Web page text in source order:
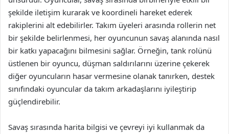
şekilde iletişim kurarak ve koordineli hareket ederek
rakiplerini alt edebilirler. Takım üyeleri arasında rollerin net
bir şekilde belirlenmesi, her oyuncunun savaş alanında nasıl
bir katkı yapacağını bilmesini sağlar. Örneğin, tank rolünü
üstlenen bir oyuncu, düşman saldırılarını üzerine çekerek
diğer oyuncuların hasar vermesine olanak tanırken, destek
sınıfındaki oyuncular da takım arkadaşlarını iyileştirip
güçlendirebilir.
Savaş sırasında harita bilgisi ve çevreyi iyi kullanmak da